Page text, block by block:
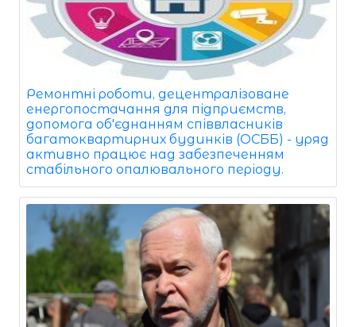
Ремонтні роботи, децентралізоване
енергопостачання для підприємств,
допомога об'єднанням співвласників
багатоквартирних будинків (ОСББ) - уряд
активно працює над забезпеченням
стабільного опалювального періоду.